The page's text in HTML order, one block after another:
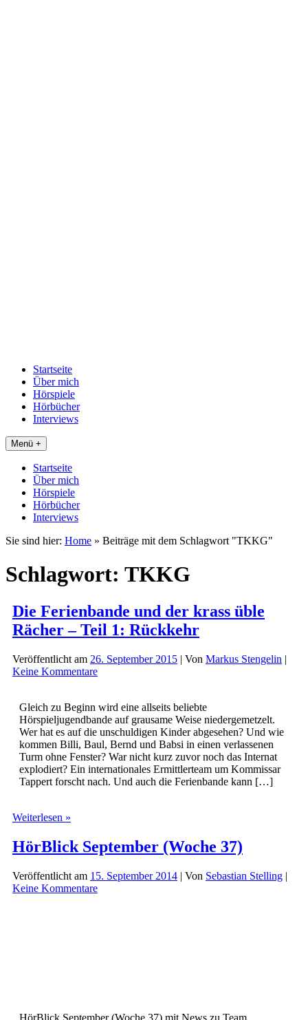
Startseite
Über mich
Hörspiele
Hörbücher
Interviews
Menü +
Startseite
Über mich
Hörspiele
Hörbücher
Interviews
Sie sind hier: Home » Beiträge mit dem Schlagwort "TKKG"
Schlagwort: TKKG
Die Ferienbande und der krass üble
Rächer – Teil 1: Rückkehr
Veröffentlicht am 26. September 2015 | Von Markus Stengelin |
Keine Kommentare
Gleich zu Beginn wird eine allseits beliebte
Hörspieljugendbande auf grausame Weise niedergemetzelt.
Wer hat es auf die unschuldigen Kinder abgesehen? Und wie
kommen Billi, Baul, Bernd und Babsi in einen verlassenen
Turm ohne Fenster? War nicht kurz zuvor noch das Internat
explodiert? Ein internationales Ermittlerteam um Kommissar
Tappert forscht nach. Und auch die Ferienbande kann […]
Weiterlesen »
und
der
üble
Rächer
HörBlick September (Woche 37)
Veröffentlicht am 15. September 2014 | Von Sebastian Stelling |
Keine Kommentare
HörBlick September (Woche 37) mit News zu Team